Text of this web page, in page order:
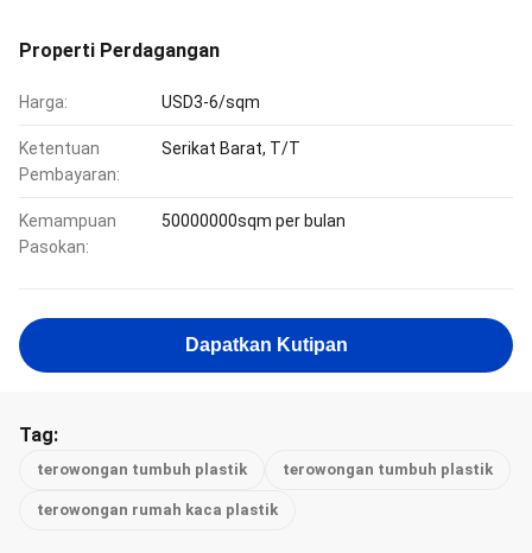
Properti Perdagangan
Harga: USD3-6/sqm
Ketentuan
Pembayaran:
Serikat Barat, T/T
Kemampuan
Pasokan:
50000000sqm per bulan
Dapatkan Kutipan
Tag:
terowongan tumbuh plastik terowongan tumbuh plastik
terowongan rumah kaca plastik